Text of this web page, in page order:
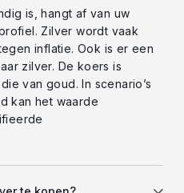
is, hangt af van uw
Zilver wordt vaak
inflatie. Ook is er een
zilver. De koers is
van goud. In scenario’s
kan het waarde